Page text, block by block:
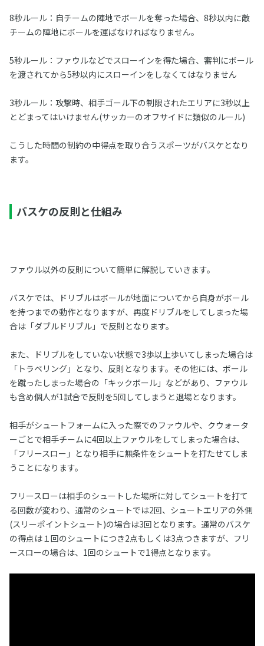
8秒ルール：自チームの陣地でボールを奪った場合、8秒以内に敵
チームの陣地にボールを運ばなければなりません。
5秒ルール：ファウルなどでスローインを得た場合、審判にボール
を渡されてから5秒以内にスローインをしなくてはなりません
3秒ルール：攻撃時、相手ゴール下の制限されたエリアに3秒以上
とどまってはいけません(サッカーのオフサイドに類似のルール)
こうした時間の制約の中得点を取り合うスポーツがバスケとなり
ます。
バスケの反則と仕組み
ファウル以外の反則について簡単に解説していきます。
バスケでは、ドリブルはボールが地面についてから自身がボール
を持つまでの動作となりますが、再度ドリブルをしてしまった場
合は「ダブルドリブル」で反則となります。
また、ドリブルをしていない状態で3歩以上歩いてしまった場合は
「トラベリング」となり、反則となります。その他には、ボール
を蹴ったしまった場合の「キックボール」などがあり、ファウル
も含め個人が1試合で反則を5回してしまうと退場となります。
相手がシュートフォームに入った際でのファウルや、クウォータ
ーごとで相手チームに4回以上ファウルをしてしまった場合は、
「フリースロー」となり相手に無条件をシュートを打たせてしま
うことになります。
フリースローは相手のシュートした場所に対してシュートを打て
る回数が変わり、通常のシュートでは2回、シュートエリアの外側
(スリーポイントシュート)の場合は3回となります。通常のバスケ
の得点は１回のシュートにつき2点もしくは3点つきますが、フリ
ースローの場合は、1回のシュートで1得点となります。